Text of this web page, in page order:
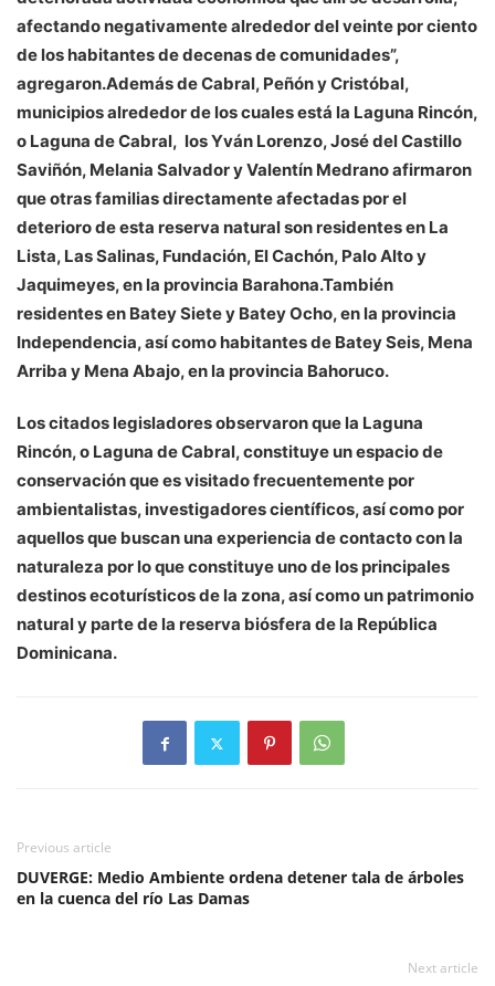
afectando negativamente alrededor del veinte por ciento
de los habitantes de decenas de comunidades”,
agregaron.Además de Cabral, Peñón y Cristóbal,
municipios alrededor de los cuales está la Laguna Rincón,
o Laguna de Cabral, los Yván Lorenzo, José del Castillo
Saviñón, Melania Salvador y Valentín Medrano afirmaron
que otras familias directamente afectadas por el
deterioro de esta reserva natural son residentes en La
Lista, Las Salinas, Fundación, El Cachón, Palo Alto y
Jaquimeyes, en la provincia Barahona.También
residentes en Batey Siete y Batey Ocho, en la provincia
Independencia, así como habitantes de Batey Seis, Mena
Arriba y Mena Abajo, en la provincia Bahoruco.
Los citados legisladores observaron que la Laguna
Rincón, o Laguna de Cabral, constituye un espacio de
conservación que es visitado frecuentemente por
ambientalistas, investigadores científicos, así como por
aquellos que buscan una experiencia de contacto con la
naturaleza por lo que constituye uno de los principales
destinos ecoturísticos de la zona, así como un patrimonio
natural y parte de la reserva biósfera de la República
Dominicana.
Previous article
DUVERGE: Medio Ambiente ordena detener tala de árboles
en la cuenca del río Las Damas
Next article